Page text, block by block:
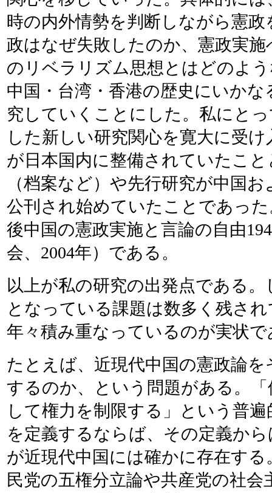
時の内外情勢を判断しながら憲
政はなぜ失敗したのか、憲政実
のリベラリズム思想とはどのよ
中国・台湾・香港の歴史にいか
究していくことにした。私にと
した新しい研究関心を寛大に受
が日本国内に整備されていたこ
（档案など）や先行研究が中国
公刊され始めていたことであっ
後中国の憲政実施と言論の自由
会、2004年）である。
以上が私の研究の出発点である
となっている課題は数多く残さ
年々積み重なっているのが実状で
たとえば、近現代中国の憲政論
するのか、という問題がある。
して権力を制限する」という普
を定義するならば、その定義か
が近現代中国には確かに存在す
民党の五権分立論や共産党の社